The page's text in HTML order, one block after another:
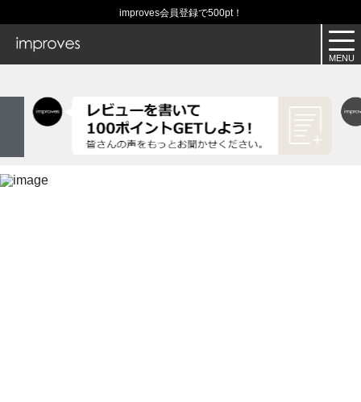
improves会員登録で500pt！